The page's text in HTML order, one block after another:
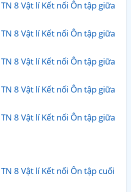
8 Vật lí Kết nối Ôn tập giữa
8 Vật lí Kết nối Ôn tập giữa
8 Vật lí Kết nối Ôn tập giữa
8 Vật lí Kết nối Ôn tập giữa
8 Vật lí Kết nối Ôn tập giữa
8 Vật lí Kết nối Ôn tập cuối